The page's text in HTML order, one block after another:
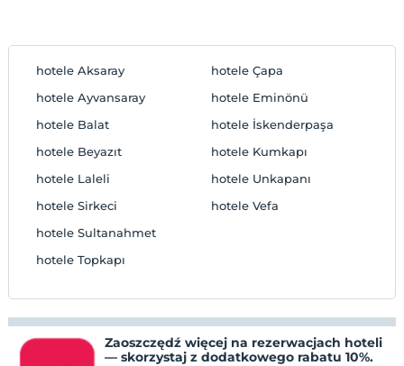
hotele Aksaray
hotele Ayvansaray
hotele Balat
hotele Beyazıt
hotele Çapa
hotele Eminönü
hotele İskenderpaşa
hotele Kumkapı
hotele Laleli
hotele Sirkeci
hotele Sultanahmet
hotele Topkapı
hotele Unkapanı
hotele Vefa
Zaoszczędź więcej na rezerwacjach hoteli
— skorzystaj z dodatkowego rabatu 10%.